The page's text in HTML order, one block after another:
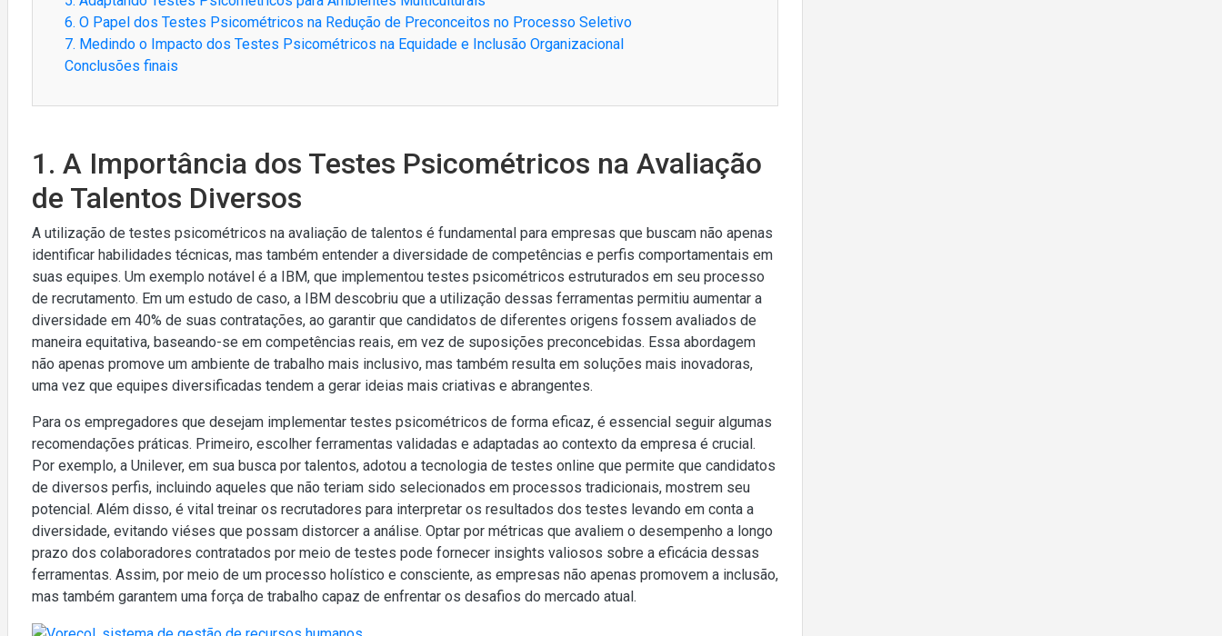
6. O Papel dos Testes Psicométricos na Redução de Preconceitos no Processo Seletivo
7. Medindo o Impacto dos Testes Psicométricos na Equidade e Inclusão Organizacional
Conclusões finais
1. A Importância dos Testes Psicométricos na Avaliação
de Talentos Diversos
A utilização de testes psicométricos na avaliação de talentos é fundamental para empresas que buscam não apenas
identificar habilidades técnicas, mas também entender a diversidade de competências e perfis comportamentais em
suas equipes. Um exemplo notável é a IBM, que implementou testes psicométricos estruturados em seu processo
de recrutamento. Em um estudo de caso, a IBM descobriu que a utilização dessas ferramentas permitiu aumentar a
diversidade em 40% de suas contratações, ao garantir que candidatos de diferentes origens fossem avaliados de
maneira equitativa, baseando-se em competências reais, em vez de suposições preconcebidas. Essa abordagem
não apenas promove um ambiente de trabalho mais inclusivo, mas também resulta em soluções mais inovadoras,
uma vez que equipes diversificadas tendem a gerar ideias mais criativas e abrangentes.
Para os empregadores que desejam implementar testes psicométricos de forma eficaz, é essencial seguir algumas
recomendações práticas. Primeiro, escolher ferramentas validadas e adaptadas ao contexto da empresa é crucial.
Por exemplo, a Unilever, em sua busca por talentos, adotou a tecnologia de testes online que permite que candidatos
de diversos perfis, incluindo aqueles que não teriam sido selecionados em processos tradicionais, mostrem seu
potencial. Além disso, é vital treinar os recrutadores para interpretar os resultados dos testes levando em conta a
diversidade, evitando viéses que possam distorcer a análise. Optar por métricas que avaliem o desempenho a longo
prazo dos colaboradores contratados por meio de testes pode fornecer insights valiosos sobre a eficácia dessas
ferramentas. Assim, por meio de um processo holístico e consciente, as empresas não apenas promovem a inclusão,
mas também garantem uma força de trabalho capaz de enfrentar os desafios do mercado atual.